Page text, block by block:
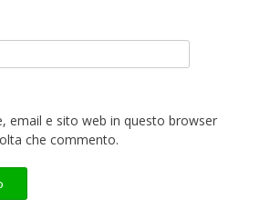
email e sito web in questo browser
che commento.